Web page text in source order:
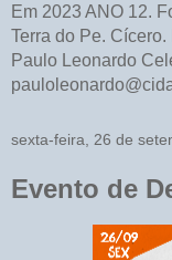
Em 2023 ANO 12.
Terra do Pe.
Paulo Leonardo
sexta-feira, 26 de
Evento de